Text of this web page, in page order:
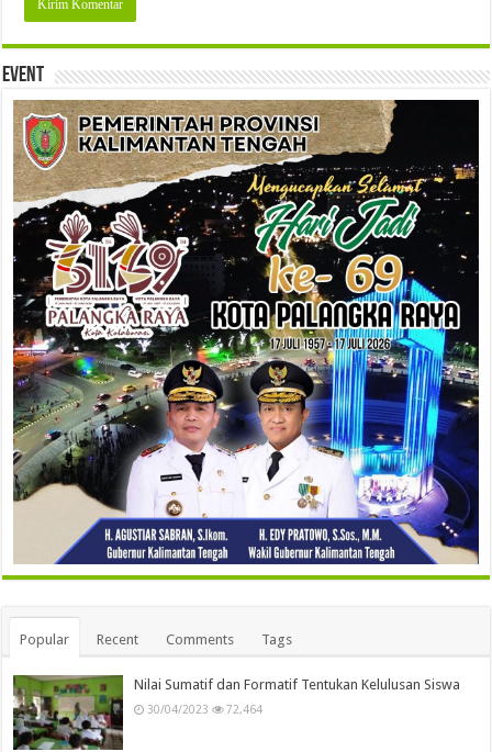
Event
Popular Recent Comments Tags
Nilai Sumatif dan Formatif Tentukan Kelulusan Siswa
30/04/2023 72,464